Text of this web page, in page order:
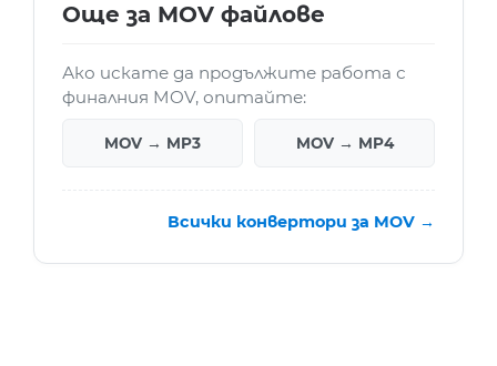
Още за MOV файлове
Ако искате да продължите работа с
финалния MOV, опитайте:
MOV → MP3 MOV → MP4
Всички конвертори за MOV →